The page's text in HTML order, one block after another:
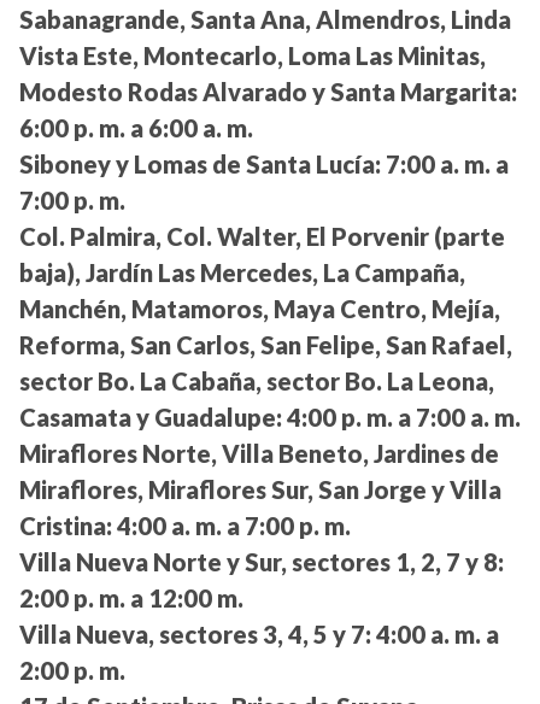
Sabanagrande, Santa Ana, Almendros, Linda
Vista Este, Montecarlo, Loma Las Minitas,
Modesto Rodas Alvarado y Santa Margarita:
6:00 p. m. a 6:00 a. m.
Siboney y Lomas de Santa Lucía: 7:00 a. m. a
7:00 p. m.
Col. Palmira, Col. Walter, El Porvenir (parte
baja), Jardín Las Mercedes, La Campaña,
Manchén, Matamoros, Maya Centro, Mejía,
Reforma, San Carlos, San Felipe, San Rafael,
sector Bo. La Cabaña, sector Bo. La Leona,
Casamata y Guadalupe: 4:00 p. m. a 7:00 a. m.
Miraflores Norte, Villa Beneto, Jardines de
Miraflores, Miraflores Sur, San Jorge y Villa
Cristina: 4:00 a. m. a 7:00 p. m.
Villa Nueva Norte y Sur, sectores 1, 2, 7 y 8:
2:00 p. m. a 12:00 m.
Villa Nueva, sectores 3, 4, 5 y 7: 4:00 a. m. a
2:00 p. m.